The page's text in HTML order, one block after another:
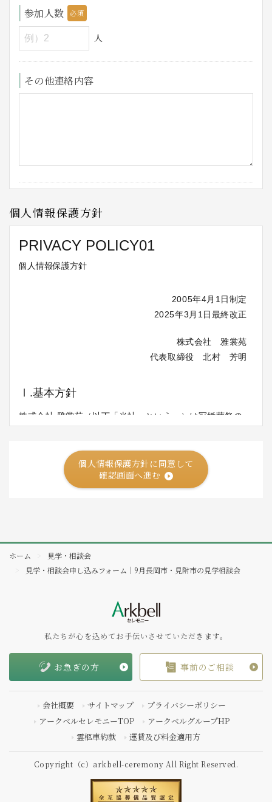
参加人数
人
その他連絡内容
個人情報保護方針
個人情報保護方針に同意して
確認画面へ進む
ホーム
見学・相談会
見学・相談会申し込みフォーム｜9月長岡市・見附市の見学相談会
私たちが心を込めてお手伝いさせていただきます。
お急ぎの方 事前のご相談
会社概要 サイトマップ
プライバシーポリシー
アークベルセレモニーTOP
アークベルグループHP
霊柩車約款
運賃及び料金適用方
Copyright（c）arkbell-ceremony All Right Reserved.